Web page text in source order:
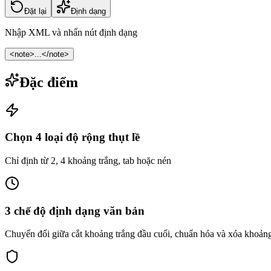
Đặt lại Định dạng
Nhập XML và nhấn nút định dạng
<note>...</note>
Đặc điểm
Chọn 4 loại độ rộng thụt lề
Chỉ định từ 2, 4 khoảng trắng, tab hoặc nén
3 chế độ định dạng văn bản
Chuyển đổi giữa cắt khoảng trắng đầu cuối, chuẩn hóa và xóa